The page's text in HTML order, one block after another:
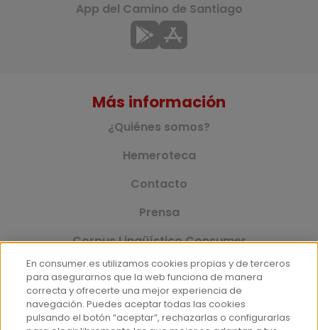
Más información
¿Quiénes somos?
Hemeroteca
Contacto
Prensa
Corpus Lingüístico Consumer
App del Camino de Santiago
© Fundación EROSKI
Aviso legalPolíticas de privacidad
En consumer.es utilizamos cookies propias y de terceros
para asegurarnos que la web funciona de manera
correcta y ofrecerte una mejor experiencia de
navegación. Puedes aceptar todas las cookies
pulsando el botón “aceptar”, rechazarlas o configurarlas